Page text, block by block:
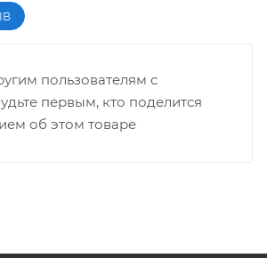
пользователям с
первым, кто поделится
об этом товаре